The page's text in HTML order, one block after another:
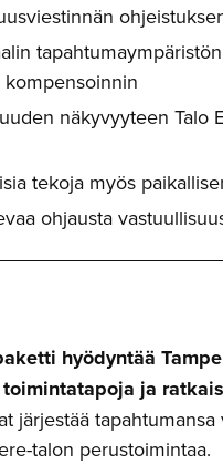
kompensoinnin
näkyvyyteen Talo
tekoja myös
ohjausta
hyödyntää
ja
järjestää
talon perustoimintaa.